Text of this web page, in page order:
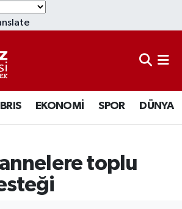
EKONOMİ SPOR DÜNYA
annelere toplu
Eczaneler
Durumu
Yoğunluk Haritası
Durumu ve Fikstür